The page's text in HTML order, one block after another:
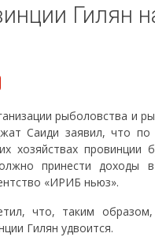
Гилян
рыболовства и
Саиди заявил, что
хозяйствах провинции
принести доходы
«ИРИБ ньюз».
что, таким
Гилян удвоится.